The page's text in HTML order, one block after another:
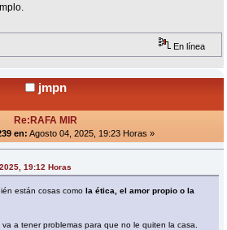
En línea
jmpn
Re:RAFA MIR
en: Agosto 04, 2025, 19:23 Horas »
19:12 Horas
están cosas comola ética, el amor propio o la
a tener problemas para que no le quiten la casa.